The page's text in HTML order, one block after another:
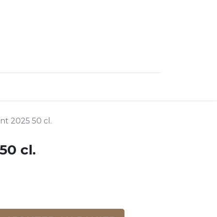
2025 50 cl.
cl.